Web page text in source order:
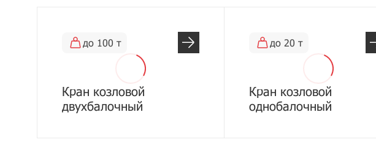
до 100 т
Кран козловой
двухбалочный
до 20 т
Кран козловой
однобалочный